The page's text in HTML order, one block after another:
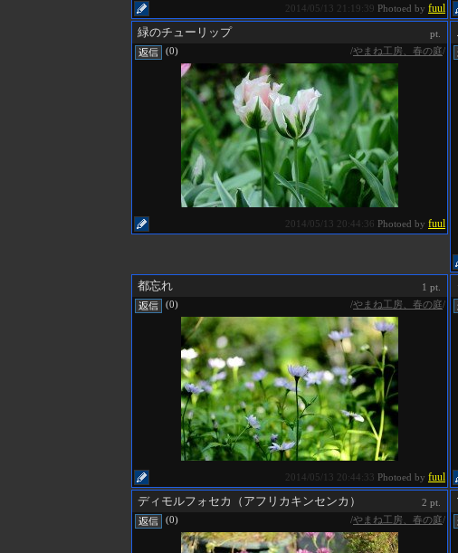
2014/05/13 21:19:39 Photoed by fuul
緑のチューリップ
pt.
(0)
/やまね工房、春の庭/
2014/05/13 20:44:36 Photoed by fuul
都忘れ
1 pt.
(0)
/やまね工房、春の庭/
2014/05/13 20:44:33 Photoed by fuul
ディモルフォセカ（アフリカキンセンカ）
2 pt.
(0)
/やまね工房、春の庭/